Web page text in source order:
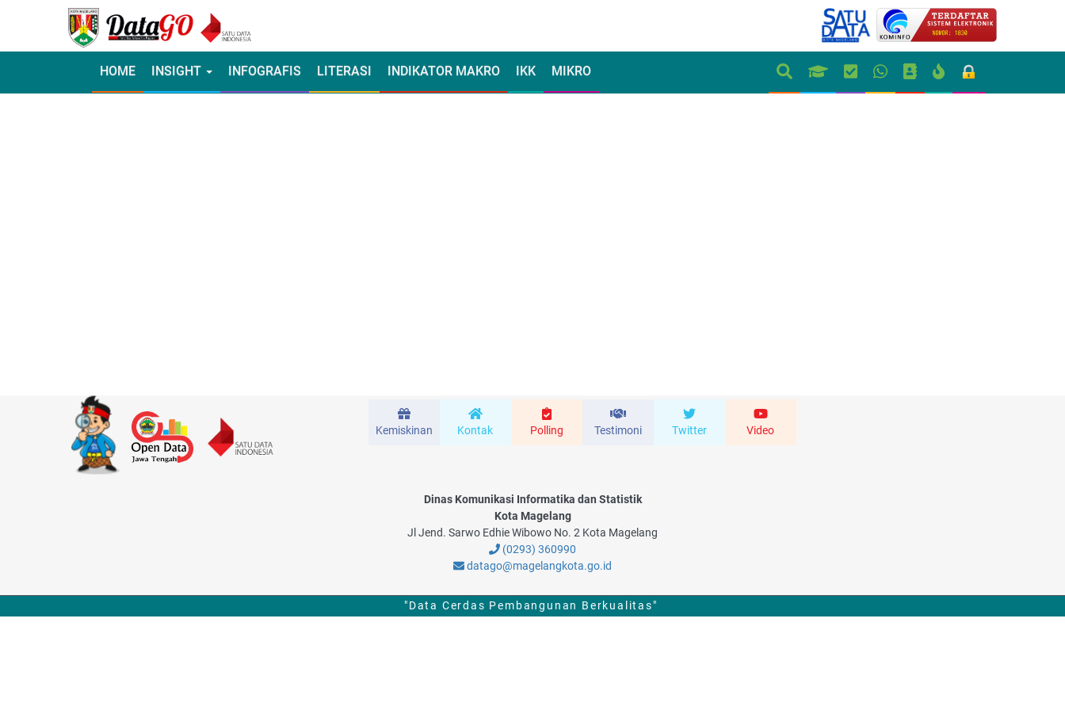
HOME INSIGHT INFOGRAFIS LITERASI INDIKATOR MAKRO IKK MIKRO
Kemiskinan Kontak Polling Testimoni Twitter Video
Dinas Komunikasi Informatika dan Statistik
Kota Magelang
Jl Jend. Sarwo Edhie Wibowo No. 2 Kota Magelang
(0293) 360990
datago@magelangkota.go.id
"Data Cerdas Pembangunan Berkualitas"